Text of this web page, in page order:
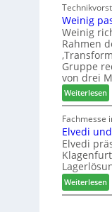
z
u
r
H
a
u
s
m
e
s
s
e
b
e
l
b
r
a
n
c
h
e
e
r
ö
r
t
e
Weinig
Weinig
Rahmen
Gruppe
von drei
Weiterlesen:
e
i
n
i
g
p
a
Fachmesse
Elvedi
Elvedi
Weiterlesen:
E